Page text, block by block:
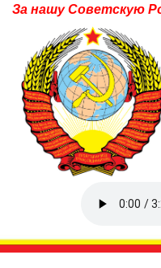
За нашу Советскую